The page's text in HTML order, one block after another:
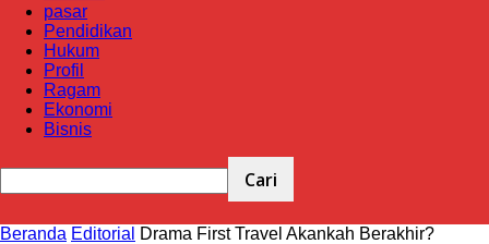
pasar
Pendidikan
Hukum
Profil
Ragam
Ekonomi
Bisnis
Beranda Editorial
Drama First Travel Akankah Berakhir?